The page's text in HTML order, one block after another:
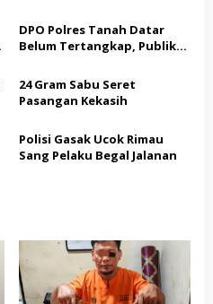
Gram Sabu-sabu
DPO Polres Tanah Datar
Belum Tertangkap, Publik
24 Gram Sabu Seret
Pasangan Kekasih
Polisi Gasak Ucok Rimau
Sang Pelaku Begal Jalanan